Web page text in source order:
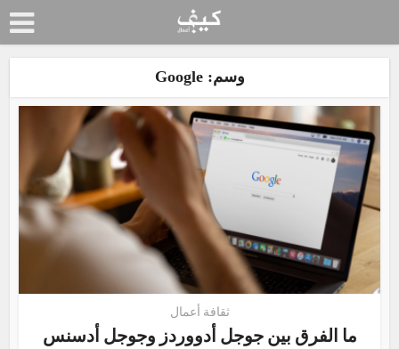
وسم: Google
ثقافة أعمال
ما الفرق بين جوجل أدووردز وجوجل أدسنس